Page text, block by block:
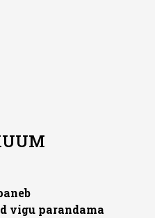
vigu parandama